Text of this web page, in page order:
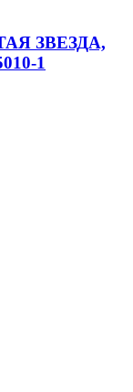
ЗВЕЗДА,
1